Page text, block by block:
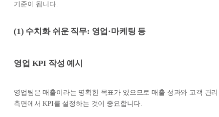
기준이 됩니다.
(1) 수치화 쉬운 직무: 영업·마케팅 등
영업 KPI 작성 예시
영업팀은 매출이라는 명확한 목표가 있으므로 매출 성과와 고객 관리
측면에서 KPI를 설정하는 것이 중요합니다.